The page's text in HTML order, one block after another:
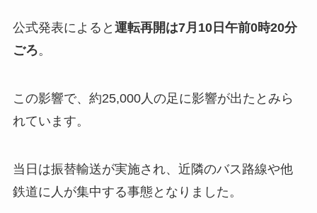
公式発表によると 運転再開は7月10日午前0時20分
ごろ。
この影響で、約25,000人の足に影響が出たとみら
れています。
当日は振替輸送が実施され、近隣のバス路線や他
鉄道に人が集中する事態となりました。